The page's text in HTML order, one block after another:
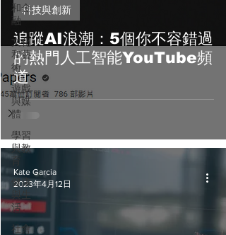
和金
融
文化
和藝
術
遊戲
與媒
體
學習
與教
育
健康
與生
活
社會
追蹤AI浪潮：5個你不容錯過
的熱門人工智能YouTube頻
道
科技與創新
Kate Garcia
2023年4月12日